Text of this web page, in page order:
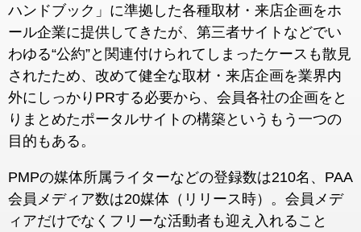
ハンドブック」に準拠した各種取材・来店企画をホ
ール企業に提供してきたが、第三者サイトなどでい
わゆる“公約”と関連付けられてしまったケースも散見
されたため、改めて健全な取材・来店企画を業界内
外にしっかりPRする必要から、会員各社の企画をと
りまとめたポータルサイトの構築というもう一つの
目的もある。
PMPの媒体所属ライターなどの登録数は210名、PAA
会員メディア数は20媒体（リリース時）。会員メデ
ィアだけでなくフリーな活動者も迎え入れること